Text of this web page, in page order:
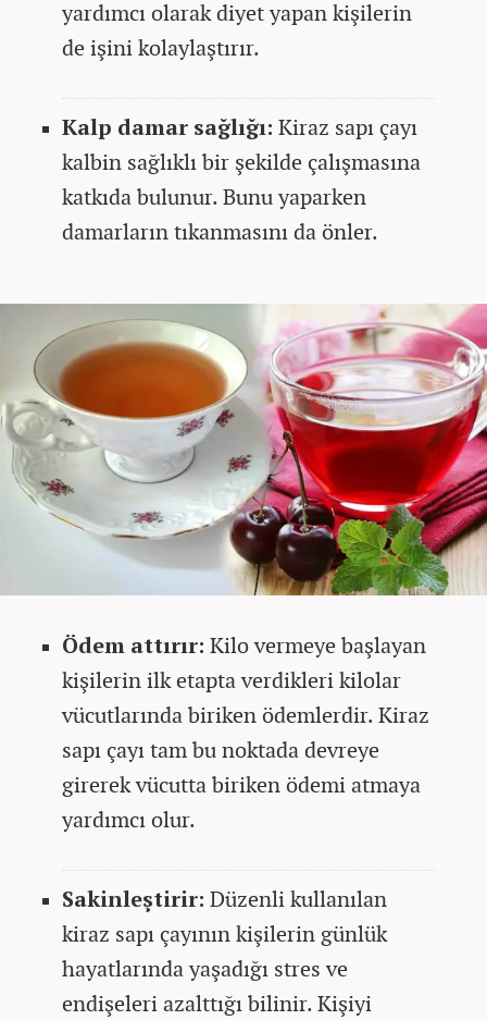
yardımcı olarak diyet yapan kişilerin
de işini kolaylaştırır.
Kalp damar sağlığı: Kiraz sapı çayı
kalbin sağlıklı bir şekilde çalışmasına
katkıda bulunur. Bunu yaparken
damarların tıkanmasını da önler.
Ödem attırır: Kilo vermeye başlayan
kişilerin ilk etapta verdikleri kilolar
vücutlarında biriken ödemlerdir. Kiraz
sapı çayı tam bu noktada devreye
girerek vücutta biriken ödemi atmaya
yardımcı olur.
Sakinleştirir: Düzenli kullanılan
kiraz sapı çayının kişilerin günlük
hayatlarında yaşadığı stres ve
endişeleri azalttığı bilinir. Kişiyi